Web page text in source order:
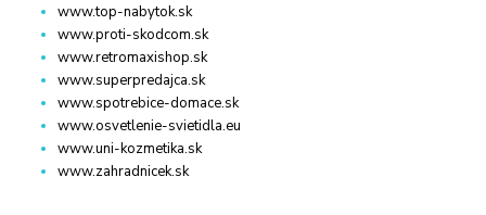
www.top-nabytok.sk
www.proti-skodcom.sk
www.retromaxishop.sk
www.superpredajca.sk
www.spotrebice-domace.sk
www.osvetlenie-svietidla.eu
www.uni-kozmetika.sk
www.zahradnicek.sk